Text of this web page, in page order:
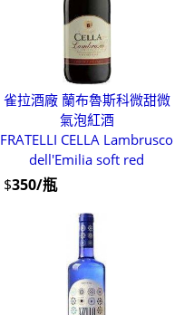
雀拉酒廠 蘭布魯斯科微甜微
氣泡紅酒
FRATELLI CELLA Lambrusco
dell'Emilia soft red
$350/瓶